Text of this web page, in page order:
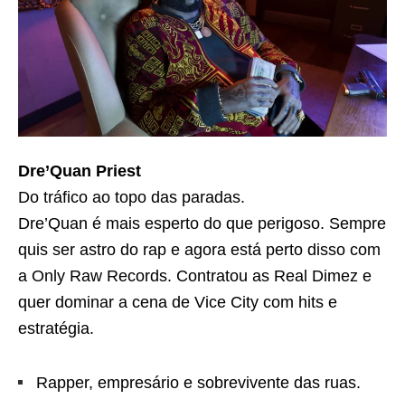
Dre’Quan Priest
Do tráfico ao topo das paradas.
Dre’Quan é mais esperto do que perigoso. Sempre
quis ser astro do rap e agora está perto disso com
a Only Raw Records. Contratou as Real Dimez e
quer dominar a cena de Vice City com hits e
estratégia.
Rapper, empresário e sobrevivente das ruas.